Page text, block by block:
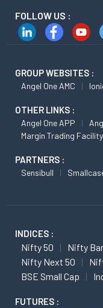
FOLLOW US :
GROUP WEBSITES :
Angel One AMC
OTHER LINKS :
Angel One APP
Margin Trading Facility
PARTNERS :
Sensibull
INDICES :
Nifty 50 Nifty
Nifty Next 50
BSE Small Cap
FUTURES :